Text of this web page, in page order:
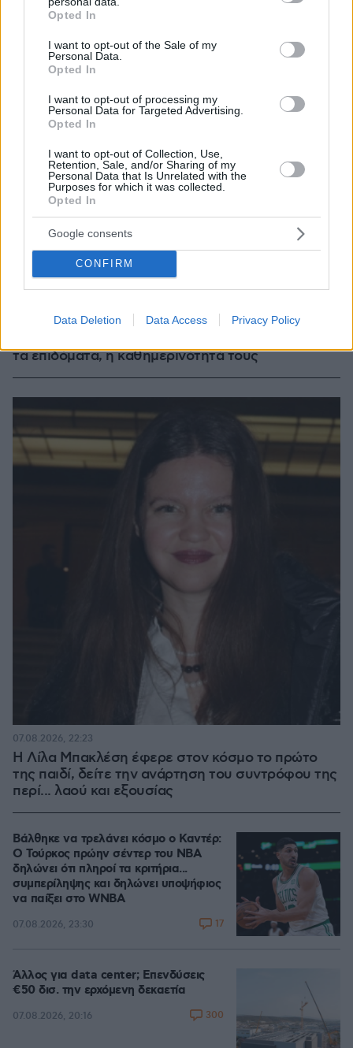
grant or deny consent to Google and its third-party tags to
use your data for below specified purposes in below Google
consent section.
Opted In
I want to opt-out of the Sale of my
Personal Data.
Opted In
I want to opt-out of processing my
Personal Data for Targeted Advertising.
Opted In
I want to opt-out of Collection, Use,
Retention, Sale, and/or Sharing of my
Personal Data that Is Unrelated with the
Purposes for which it was collected.
Opted In
Google consents
CONFIRM
Data Deletion Data Access Privacy Policy
Είδος υπό εξαφάνιση οι υπερπολύτεκνοι στην
τα επιδόματα, η καθημερινότητά τους
Η Λίλα Μπακλέση έφερε στον κόσμο το πρώτο
της παιδί, δείτε την ανάρτηση του συντρόφου της
περί... λαού και εξουσίας
07.08.2026, 22:23
Βάλθηκε να τρελάνει κόσμο ο Καντέρ:
Ο Τούρκος πρώην σέντερ του NBA
δηλώνει ότι πληροί τα κριτήρια...
συμπερίληψης και δηλώνει υποψήφιος
να παίξει στο WNBA
07.08.2026, 23:30 17
Άλλος για data center; Επενδύσεις
€50 δισ. την ερχόμενη δεκαετία
07.08.2026, 20:16 300